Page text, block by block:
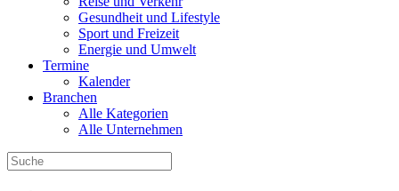
Gesundheit und Lifestyle
Sport und Freizeit
Energie und Umwelt
Termine
Kalender
Branchen
Alle Kategorien
Alle Unternehmen